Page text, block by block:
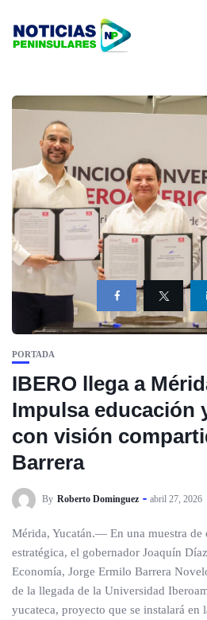
PORTADA
IBERO llega a
Impulsa educación
con visión
Barrera
By Roberto Dominguez abril 27, 2026
Mérida, Yucatán.— En una muestra
estratégica, el gobernador Joaquín
Economía, Jorge Ermilo Barrera
de la llegada de la Universidad
yucateca, proyecto que se instalará en